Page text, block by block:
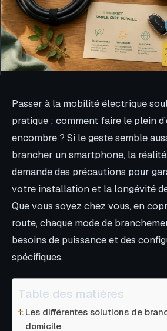
Passer à la mobilité électrique
pratique : comment faire le plein
encombre ? Si le geste semble
brancher un smartphone, la
demande des précautions pour
votre installation et la longévité
Que vous soyez chez vous, en
route, chaque mode de
besoins de puissance et des
spécifiques.
Table des matières
Les différentes solutions de
domicile